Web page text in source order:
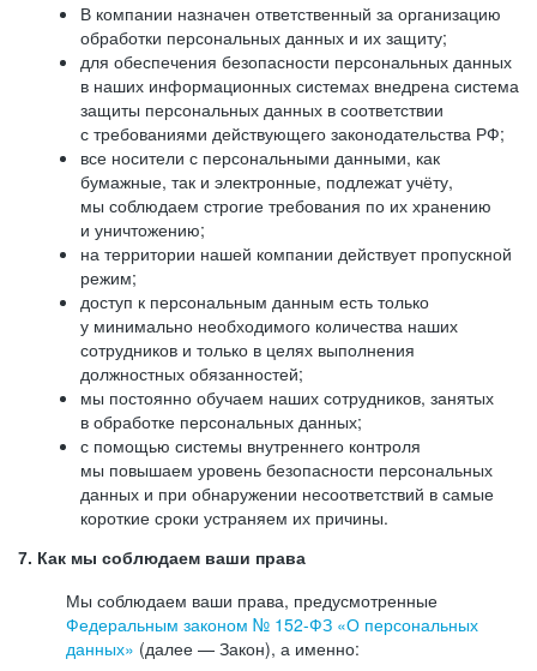
В компании назначен ответственный за организацию
обработки персональных данных и их защиту;
для обеспечения безопасности персональных данных
в наших информационных системах внедрена система
защиты персональных данных в соответствии
с требованиями действующего законодательства РФ;
все носители с персональными данными, как
бумажные, так и электронные, подлежат учёту,
мы соблюдаем строгие требования по их хранению
и уничтожению;
на территории нашей компании действует пропускной
режим;
доступ к персональным данным есть только
у минимально необходимого количества наших
сотрудников и только в целях выполнения
должностных обязанностей;
мы постоянно обучаем наших сотрудников, занятых
в обработке персональных данных;
с помощью системы внутреннего контроля
мы повышаем уровень безопасности персональных
данных и при обнаружении несоответствий в самые
короткие сроки устраняем их причины.
7. Как мы соблюдаем ваши права
Мы соблюдаем ваши права, предусмотренные
Федеральным законом № 152-ФЗ «О персональных
данных» (далее — Закон), а именно: